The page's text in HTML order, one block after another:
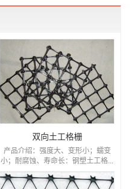
双向土工格栅
产品介绍：强度大、变形小；蠕变
小；耐腐蚀、寿命长：钢塑土工格...